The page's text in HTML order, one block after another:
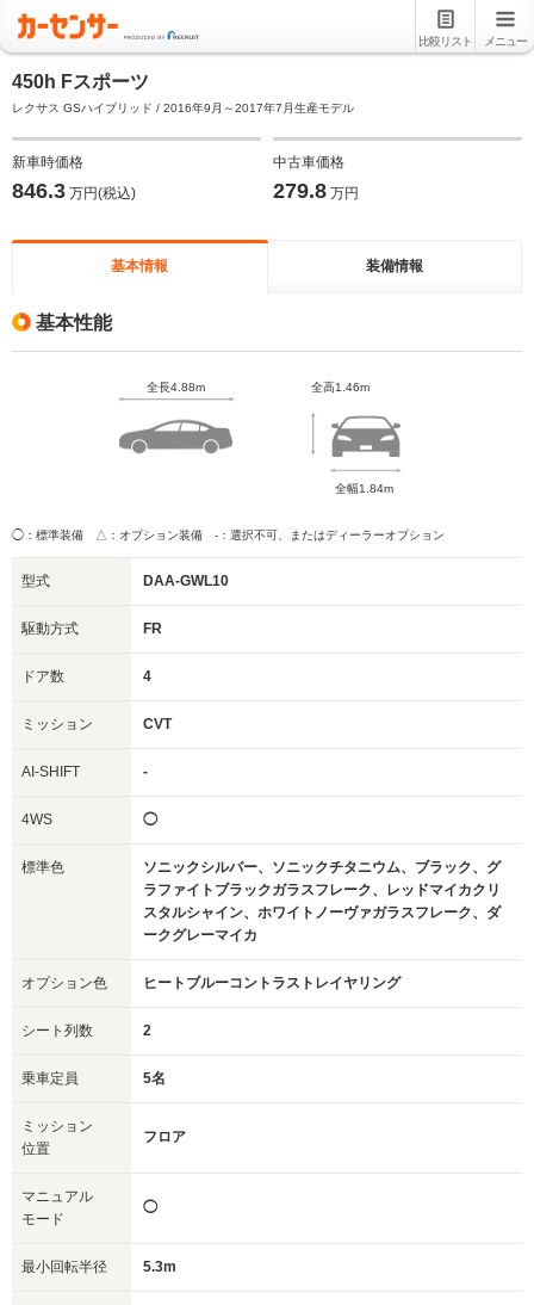
比較リスト メニュー
450h Fスポーツ
レクサス GSハイブリッド / 2016年9月～2017年7月生産モデル
新車時価格
846.3 万円(税込)
中古車価格
279.8 万円
基本情報 装備情報
基本性能
全長4.88m 全高1.46m
全幅1.84m
◯：標準装備 △：オプション装備 -：選択不可、またはディーラーオプション
型式 DAA-GWL10
駆動方式 FR
ドア数 4
ミッション CVT
AI-SHIFT -
4WS ◯
標準色
ソニックシルバー、ソニックチタニウム、ブラック、グ
ラファイトブラックガラスフレーク、レッドマイカクリ
スタルシャイン、ホワイトノーヴァガラスフレーク、ダ
ークグレーマイカ
オプション色 ヒートブルーコントラストレイヤリング
シート列数 2
乗車定員 5名
ミッション
位置
フロア
マニュアル
モード
◯
最小回転半径 5.3m